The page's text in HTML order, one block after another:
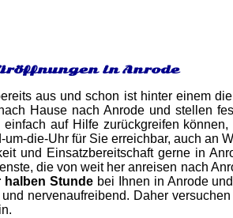
in Anrode
aus und schon ist hinter einem
Hause nach Anrode und stellen
auf Hilfe zurückgreifen können,
die-Uhr für Sie erreichbar, auch an
und Einsatzbereitschaft gerne in
die von weit her anreisen nach
halben Stundebei Ihnen in Anrode
nervenaufreibend. Daher